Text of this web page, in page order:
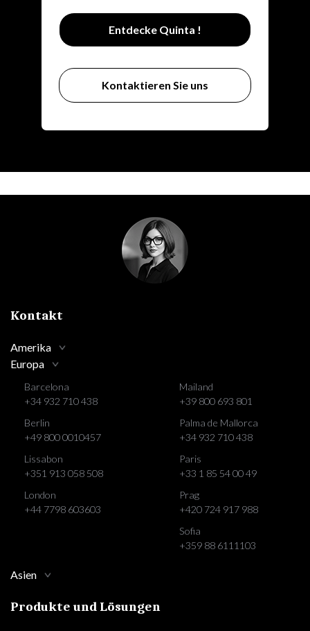
Entdecke Quinta !
Kontaktieren Sie uns
Kontakt
Amerika
Europa
Barcelona
+34 932 710 438
Berlin
+49 800 0010457
Lissabon
+351 913 058 508
London
+44 7798 603603
Mailand
+39 800 693 801
Palma de Mallorca
+34 932 710 438
Paris
+33 1 85 54 00 49
Prag
+420 724 917 988
Sofia
+359 88 6111103
Asien
Produkte und Lösungen